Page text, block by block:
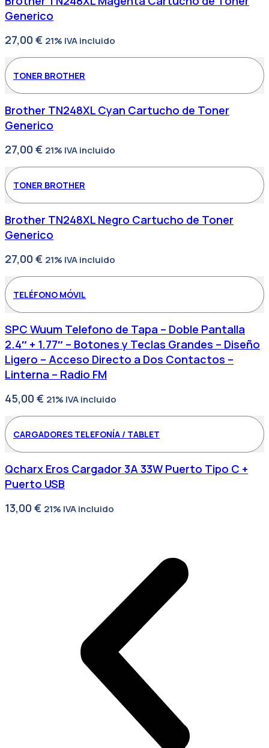
Generico
27,00 € 21% IVA incluido
TONER BROTHER
Brother TN248XL Cyan Cartucho de Toner
Generico
27,00 € 21% IVA incluido
TONER BROTHER
Brother TN248XL Negro Cartucho de Toner
Generico
27,00 € 21% IVA incluido
TELÉFONO MÓVIL
SPC Wuum Telefono de Tapa – Doble Pantalla
2.4″ + 1.77″ – Botones y Teclas Grandes – Diseño
Ligero – Acceso Directo a Dos Contactos –
Linterna – Radio FM
45,00 € 21% IVA incluido
CARGADORES TELEFONÍA / TABLET
Qcharx Eros Cargador 3A 33W Puerto Tipo C +
Puerto USB
13,00 € 21% IVA incluido